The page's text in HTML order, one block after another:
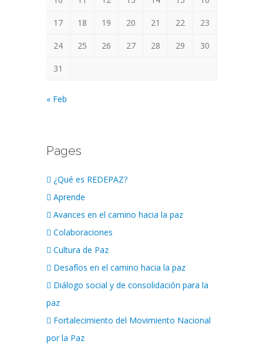
17 18 19 20 21 22 23
24 25 26 27 28 29 30
31
« Feb
Pages
¿Qué es REDEPAZ?
Aprende
Avances en el camino hacia la paz
Colaboraciones
Cultura de Paz
Desafíos en el camino hacia la paz
Diálogo social y de consolidación para la
paz
Fortalecimiento del Movimiento Nacional
por la Paz